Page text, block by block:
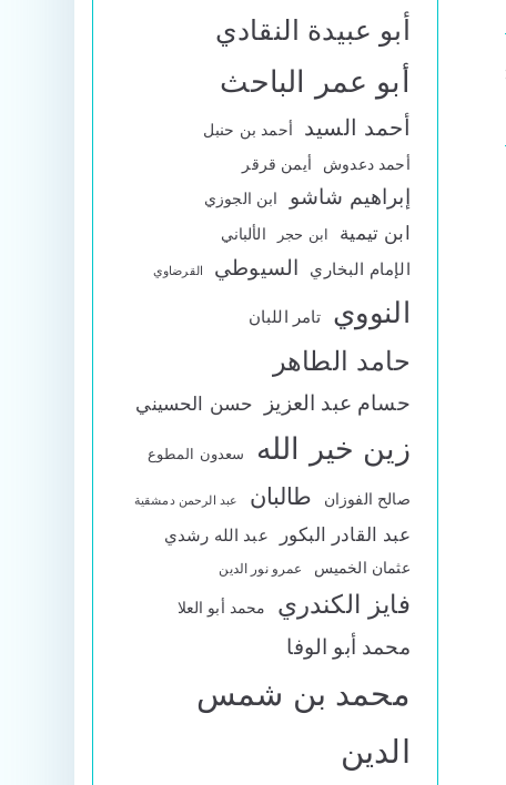
أبو عبيدة النقادي
أبو عمر الباحث
أحمد السيد
أحمد بن حنبل
أحمد دعدوش
أيمن قرقر
إبراهيم شاشو ابن الجوزي
ابن تيمية ابن حجر الألباني
الإمام البخاري السيوطي القرضاوي
النووي تامر اللبان
حامد الطاهر
حسام عبد العزيز حسن الحسيني
زين خير الله سعدون المطوع
صالح الفوزان طالبان عبد الرحمن دمشقية
عبد القادر البكور عبد الله رشدي
عثمان الخميس عمرو نور الدين
فايز الكندري محمد أبو العلا
محمد أبو الوفا
محمد بن شمس
الدين